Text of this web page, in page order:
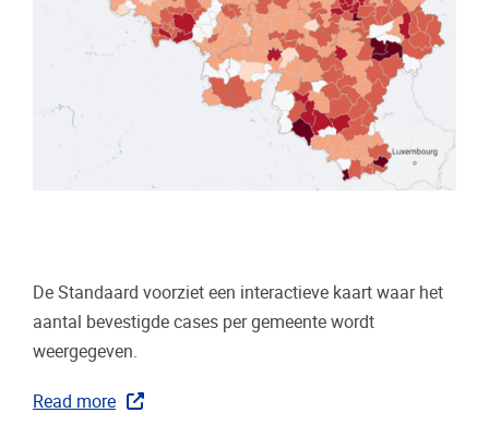
De Standaard voorziet een interactieve kaart waar het
aantal bevestigde cases per gemeente wordt
weergegeven.
Read more